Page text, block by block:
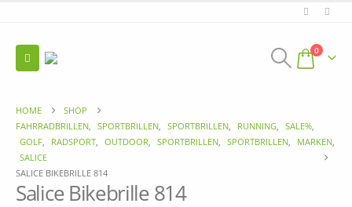
0
HOME
SHOP
FAHRRADBRILLEN, SPORTBRILLEN, SPORTBRILLEN, RUNNING, SALE%,
GOLF, RADSPORT, OUTDOOR, SPORTBRILLEN, SPORTBRILLEN, MARKEN,
SALICE
SALICE BIKEBRILLE 814
Salice Bikebrille 814